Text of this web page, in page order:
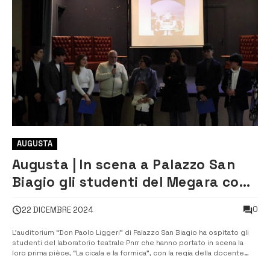
AUGUSTA
Augusta | In scena a Palazzo San
Biagio gli studenti del Megara con
22 DICEMBRE 2024 0
L’auditorium “Don Paolo Liggeri” di Palazzo San Biagio ha ospitato gli
studenti del laboratorio teatrale Pnrr che hanno portato in scena la
loro prima pièce, “La cicala e la formica”, con la regia della docente